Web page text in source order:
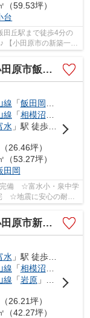
59.53坪）
台
丘駅まで徒歩4分の
小田原市の新築一戸
一戸建て 全3区画
線 「飯田岡
線 「相模沼田
水 」駅 徒歩21分
26.46坪）
53.27坪）
田岡
備 ☆富水小・泉中学
☆地震に安心の耐震
のこ...
一戸建て 全2棟
水 」駅 徒歩15分
線 「相模沼田
線 「岩原」駅 徒歩13分
26.21坪）
42.27坪）